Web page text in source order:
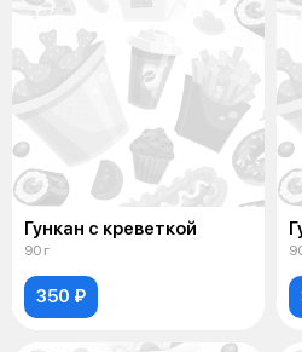
Гункан с креветкой
90 г
350 ₽